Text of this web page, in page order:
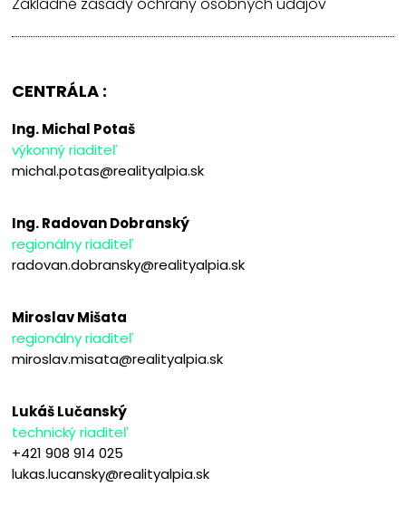
CENTRÁLA :
Ing. Michal Potaš
výkonný riaditeľ
michal.potas@realityalpia.sk
Ing. Radovan Dobranský
regionálny riaditeľ
radovan.dobransky@realityalpia.sk
Miroslav Mišata
regionálny riaditeľ
miroslav.misata@realityalpia.sk
Lukáš Lučanský
technický riaditeľ
+421 908 914 025
lukas.lucansky@realityalpia.sk